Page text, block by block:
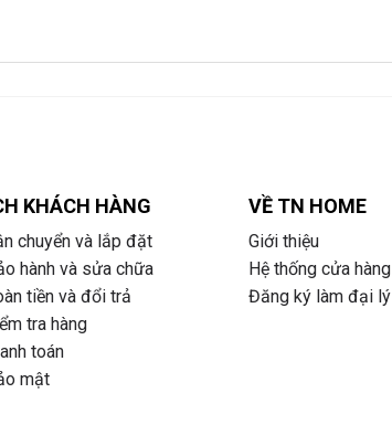
KHÁCH HÀNG
chuyển và lắp đặt
hành và sửa chữa
tiền và đổi trả
tra hàng
toán
mật
VỀ TN HOME
Giới thiệu
Hệ thống cửa hàng
Đăng ký làm đại lý